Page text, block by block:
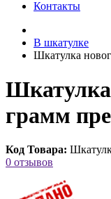
Контакты
В шкатулке
Шкатулка
Шкатулка
грамм
Код Товара:
0 отзывов